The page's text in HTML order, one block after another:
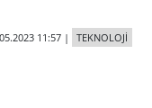
11:57| TEKNOLOJİ